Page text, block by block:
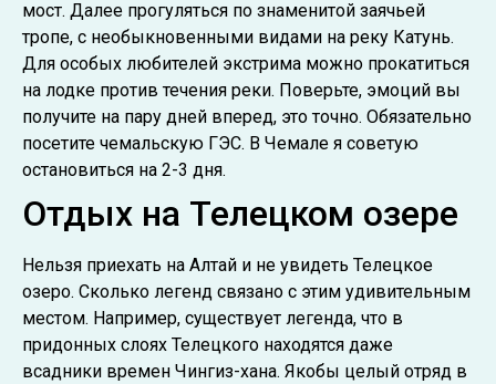
мост. Далее прогуляться по знаменитой заячьей
тропе, с необыкновенными видами на реку Катунь.
Для особых любителей экстрима можно прокатиться
на лодке против течения реки. Поверьте, эмоций вы
получите на пару дней вперед, это точно. Обязательно
посетите чемальскую ГЭС. В Чемале я советую
остановиться на 2-3 дня.
Отдых на Телецком озере
Нельзя приехать на Алтай и не увидеть Телецкое
озеро. Сколько легенд связано с этим удивительным
местом. Например, существует легенда, что в
придонных слоях Телецкого находятся даже
всадники времен Чингиз-хана. Якобы целый отряд в